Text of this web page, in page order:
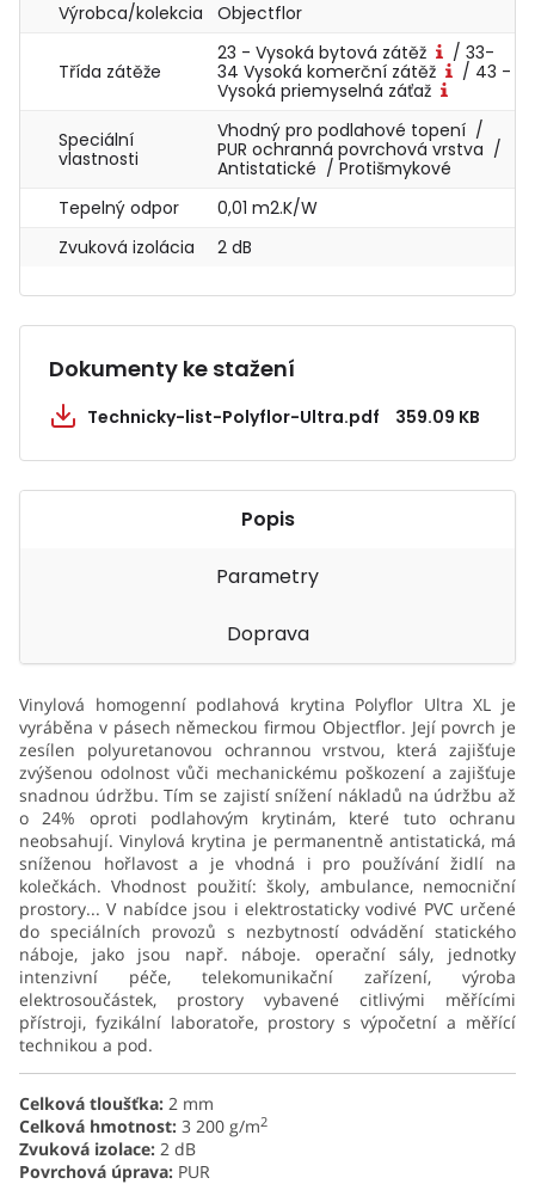
Výrobca/kolekcia
Objectflor
Třída zátěže
23 - Vysoká bytová zátěž
/ 33-
34 Vysoká komerční zátěž
/ 43 -
Vysoká priemyselná záťaž
Speciální
vlastnosti
Vhodný pro podlahové topení /
PUR ochranná povrchová vrstva /
Antistatické / Protišmykové
Tepelný odpor
0,01 m2.K/W
Zvuková izolácia
2 dB
Dokumenty ke stažení
Technicky-list-Polyflor-Ultra.pdf 359.09 KB
Popis
Parametry
Doprava
Vinylová homogenní podlahová krytina Polyflor Ultra XL je
vyráběna v pásech německou firmou Objectflor. Její povrch je
zesílen polyuretanovou ochrannou vrstvou, která zajišťuje
zvýšenou odolnost vůči mechanickému poškození a zajišťuje
snadnou údržbu. Tím se zajistí snížení nákladů na údržbu až
o 24% oproti podlahovým krytinám, které tuto ochranu
neobsahují. Vinylová krytina je permanentně antistatická, má
sníženou hořlavost a je vhodná i pro používání židlí na
kolečkách. Vhodnost použití: školy, ambulance, nemocniční
prostory... V nabídce jsou i elektrostaticky vodivé PVC určené
do speciálních provozů s nezbytností odvádění statického
náboje, jako jsou např. náboje. operační sály, jednotky
intenzivní péče, telekomunikační zařízení, výroba
elektrosoučástek, prostory vybavené citlivými měřícími
přístroji, fyzikální laboratoře, prostory s výpočetní a měřící
technikou a pod.
Celková tloušťka: 2 mm
Celková hmotnost: 3 200 g/m2
Zvuková izolace: 2 dB
Povrchová úprava: PUR